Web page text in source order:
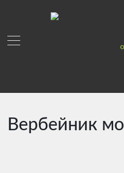
Вербейник